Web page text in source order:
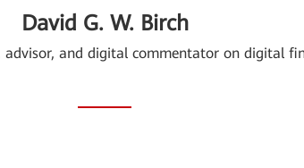
David G. W. Birch
advisor, and digital commentator on digital